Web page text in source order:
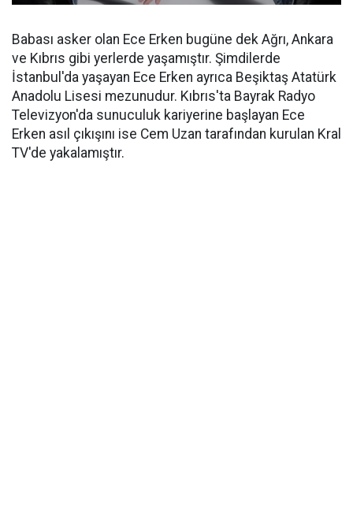
Babası asker olan Ece Erken bugüne dek Ağrı, Ankara
ve Kıbrıs gibi yerlerde yaşamıştır. Şimdilerde
İstanbul'da yaşayan Ece Erken ayrıca Beşiktaş Atatürk
Anadolu Lisesi mezunudur. Kıbrıs'ta Bayrak Radyo
Televizyon'da sunuculuk kariyerine başlayan Ece
Erken asıl çıkışını ise Cem Uzan tarafından kurulan Kral
TV'de yakalamıştır.